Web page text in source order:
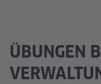
ÜBUNGEN